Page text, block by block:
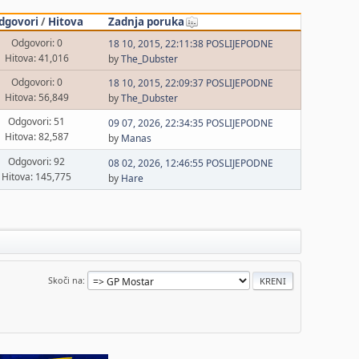
/ Hitova Zadnja poruka
Odgovori: 0
Hitova: 41,016
18 10, 2015, 22:11:38 POSLIJEPODNE
byThe_Dubster
Odgovori: 0
Hitova: 56,849
18 10, 2015, 22:09:37 POSLIJEPODNE
byThe_Dubster
Odgovori: 51
Hitova: 82,587
09 07, 2026, 22:34:35 POSLIJEPODNE
by Manas
Odgovori: 92
Hitova: 145,775
08 02, 2026, 12:46:55 POSLIJEPODNE
by Hare
Skoči na